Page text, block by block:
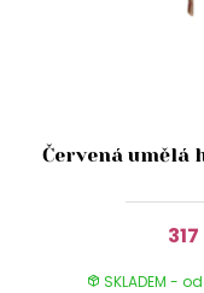
Červená umělá
SKLADEM -